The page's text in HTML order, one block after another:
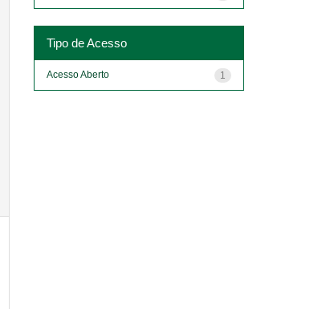
Tipo de Acesso
1
Acesso Aberto